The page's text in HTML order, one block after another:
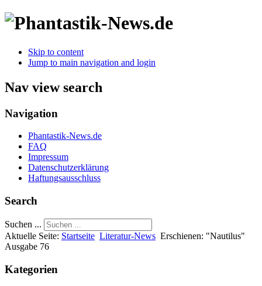
Skip to content
Jump to main navigation and login
Nav view search
Navigation
Phantastik-News.de
FAQ
Impressum
Datenschutzerklärung
Haftungsausschluss
Search
Suchen ...
Aktuelle Seite: Startseite Literatur-News Erschienen: "Nautilus"
Ausgabe 76
Kategorien